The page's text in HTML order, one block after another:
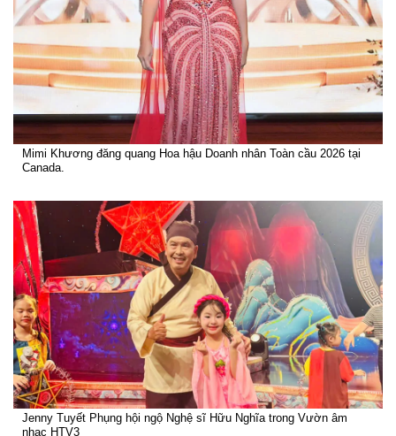
Mimi Khương đăng quang Hoa hậu Doanh nhân Toàn cầu 2026 tại
Canada.
Jenny Tuyết Phụng hội ngộ Nghệ sĩ Hữu Nghĩa trong Vườn âm
nhạc HTV3